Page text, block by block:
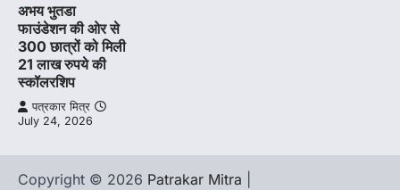
अभय भुतडा
फाउंडेशन की ओर से
300 छात्रों को मिली
21 लाख रुपये की
स्कॉलरशिप
पत्रकार मित्र
July 24, 2026
Copyright © 2026 Patrakar Mitra